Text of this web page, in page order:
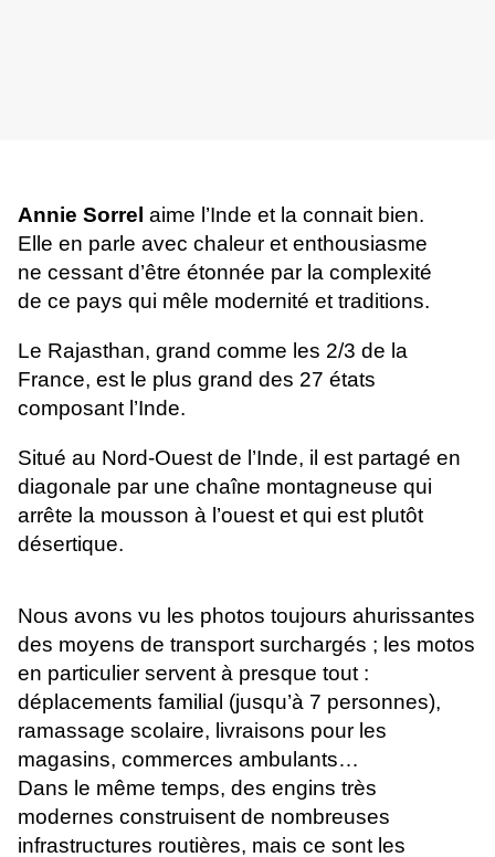
Annie Sorrel aime l’Inde et la connait bien.
Elle en parle avec chaleur et enthousiasme
ne cessant d’être étonnée par la complexité
de ce pays qui mêle modernité et traditions.
Le Rajasthan, grand comme les 2/3 de la
France, est le plus grand des 27 états
composant l’Inde.
Situé au Nord-Ouest de l’Inde, il est partagé en
diagonale par une chaîne montagneuse qui
arrête la mousson à l’ouest et qui est plutôt
désertique.
Nous avons vu les photos toujours ahurissantes
des moyens de transport surchargés ; les motos
en particulier servent à presque tout :
déplacements familial (jusqu’à 7 personnes),
ramassage scolaire, livraisons pour les
magasins, commerces ambulants…
Dans le même temps, des engins très
modernes construisent de nombreuses
infrastructures routières, mais ce sont les